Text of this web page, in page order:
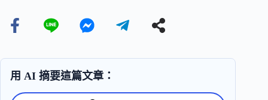
用 AI 摘要這篇文章：